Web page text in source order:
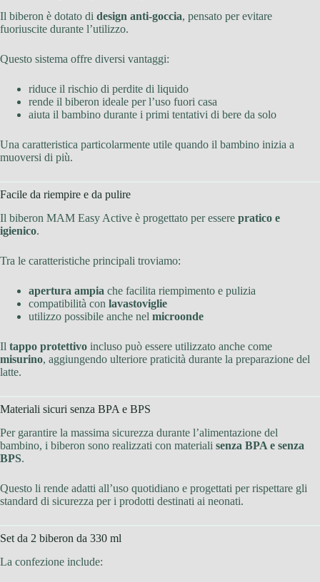
Il biberon è dotato di design anti-goccia, pensato per evitare
fuoriuscite durante l’utilizzo.
Questo sistema offre diversi vantaggi:
riduce il rischio di perdite di liquido
rende il biberon ideale per l’uso fuori casa
aiuta il bambino durante i primi tentativi di bere da solo
Una caratteristica particolarmente utile quando il bambino inizia a
muoversi di più.
Facile da riempire e da pulire
Il biberon MAM Easy Active è progettato per essere pratico e
igienico.
Tra le caratteristiche principali troviamo:
apertura ampia che facilita riempimento e pulizia
compatibilità con lavastoviglie
utilizzo possibile anche nel microonde
Il tappo protettivo incluso può essere utilizzato anche come
misurino, aggiungendo ulteriore praticità durante la preparazione del
latte.
Materiali sicuri senza BPA e BPS
Per garantire la massima sicurezza durante l’alimentazione del
bambino, i biberon sono realizzati con materiali senza BPA e senza
BPS.
Questo li rende adatti all’uso quotidiano e progettati per rispettare gli
standard di sicurezza per i prodotti destinati ai neonati.
Set da 2 biberon da 330 ml
La confezione include: